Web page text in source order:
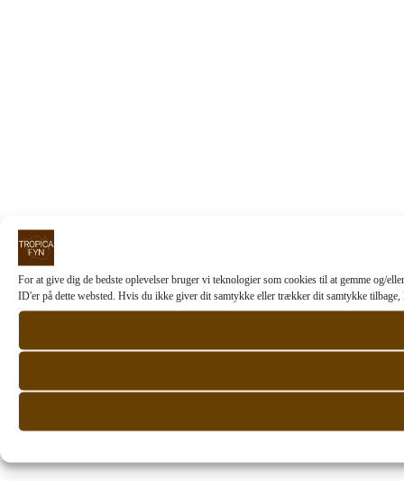
For at give dig de bedste oplevelser bruger vi teknologier som cookies til at gemme og/
ID'er på dette websted. Hvis du ikke giver dit samtykke eller trækker dit samtykke